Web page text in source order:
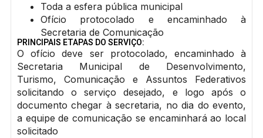
Toda a esfera pública municipal
Ofício protocolado e encaminhado à
Secretaria de Comunicação
PRINCIPAIS ETAPAS DO SERVIÇO:
O ofício deve ser protocolado, encaminhado à
Secretaria Municipal de Desenvolvimento,
Turismo, Comunicação e Assuntos Federativos
solicitando o serviço desejado, e logo após o
documento chegar à secretaria, no dia do evento,
a equipe de comunicação se encaminhará ao local
solicitado